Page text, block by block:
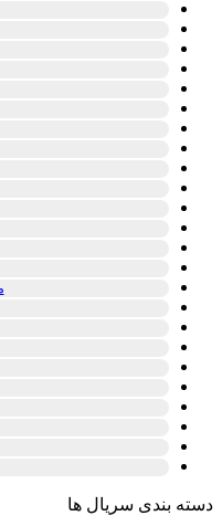
دسته بندی سریال ها